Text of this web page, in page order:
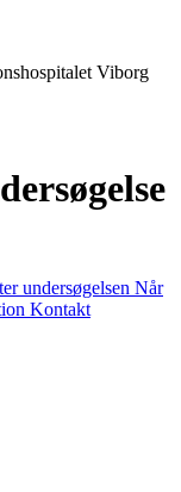
Viborg
undersøgelsen Når
Kontakt